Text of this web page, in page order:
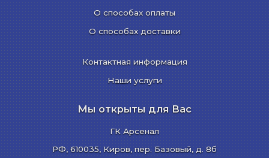
О способах оплаты
О способах доставки
Контактная информация
Наши услуги
Мы открыты для Вас
ГК Арсенал
РФ, 610035, Киров, пер. Базовый, д. 8б